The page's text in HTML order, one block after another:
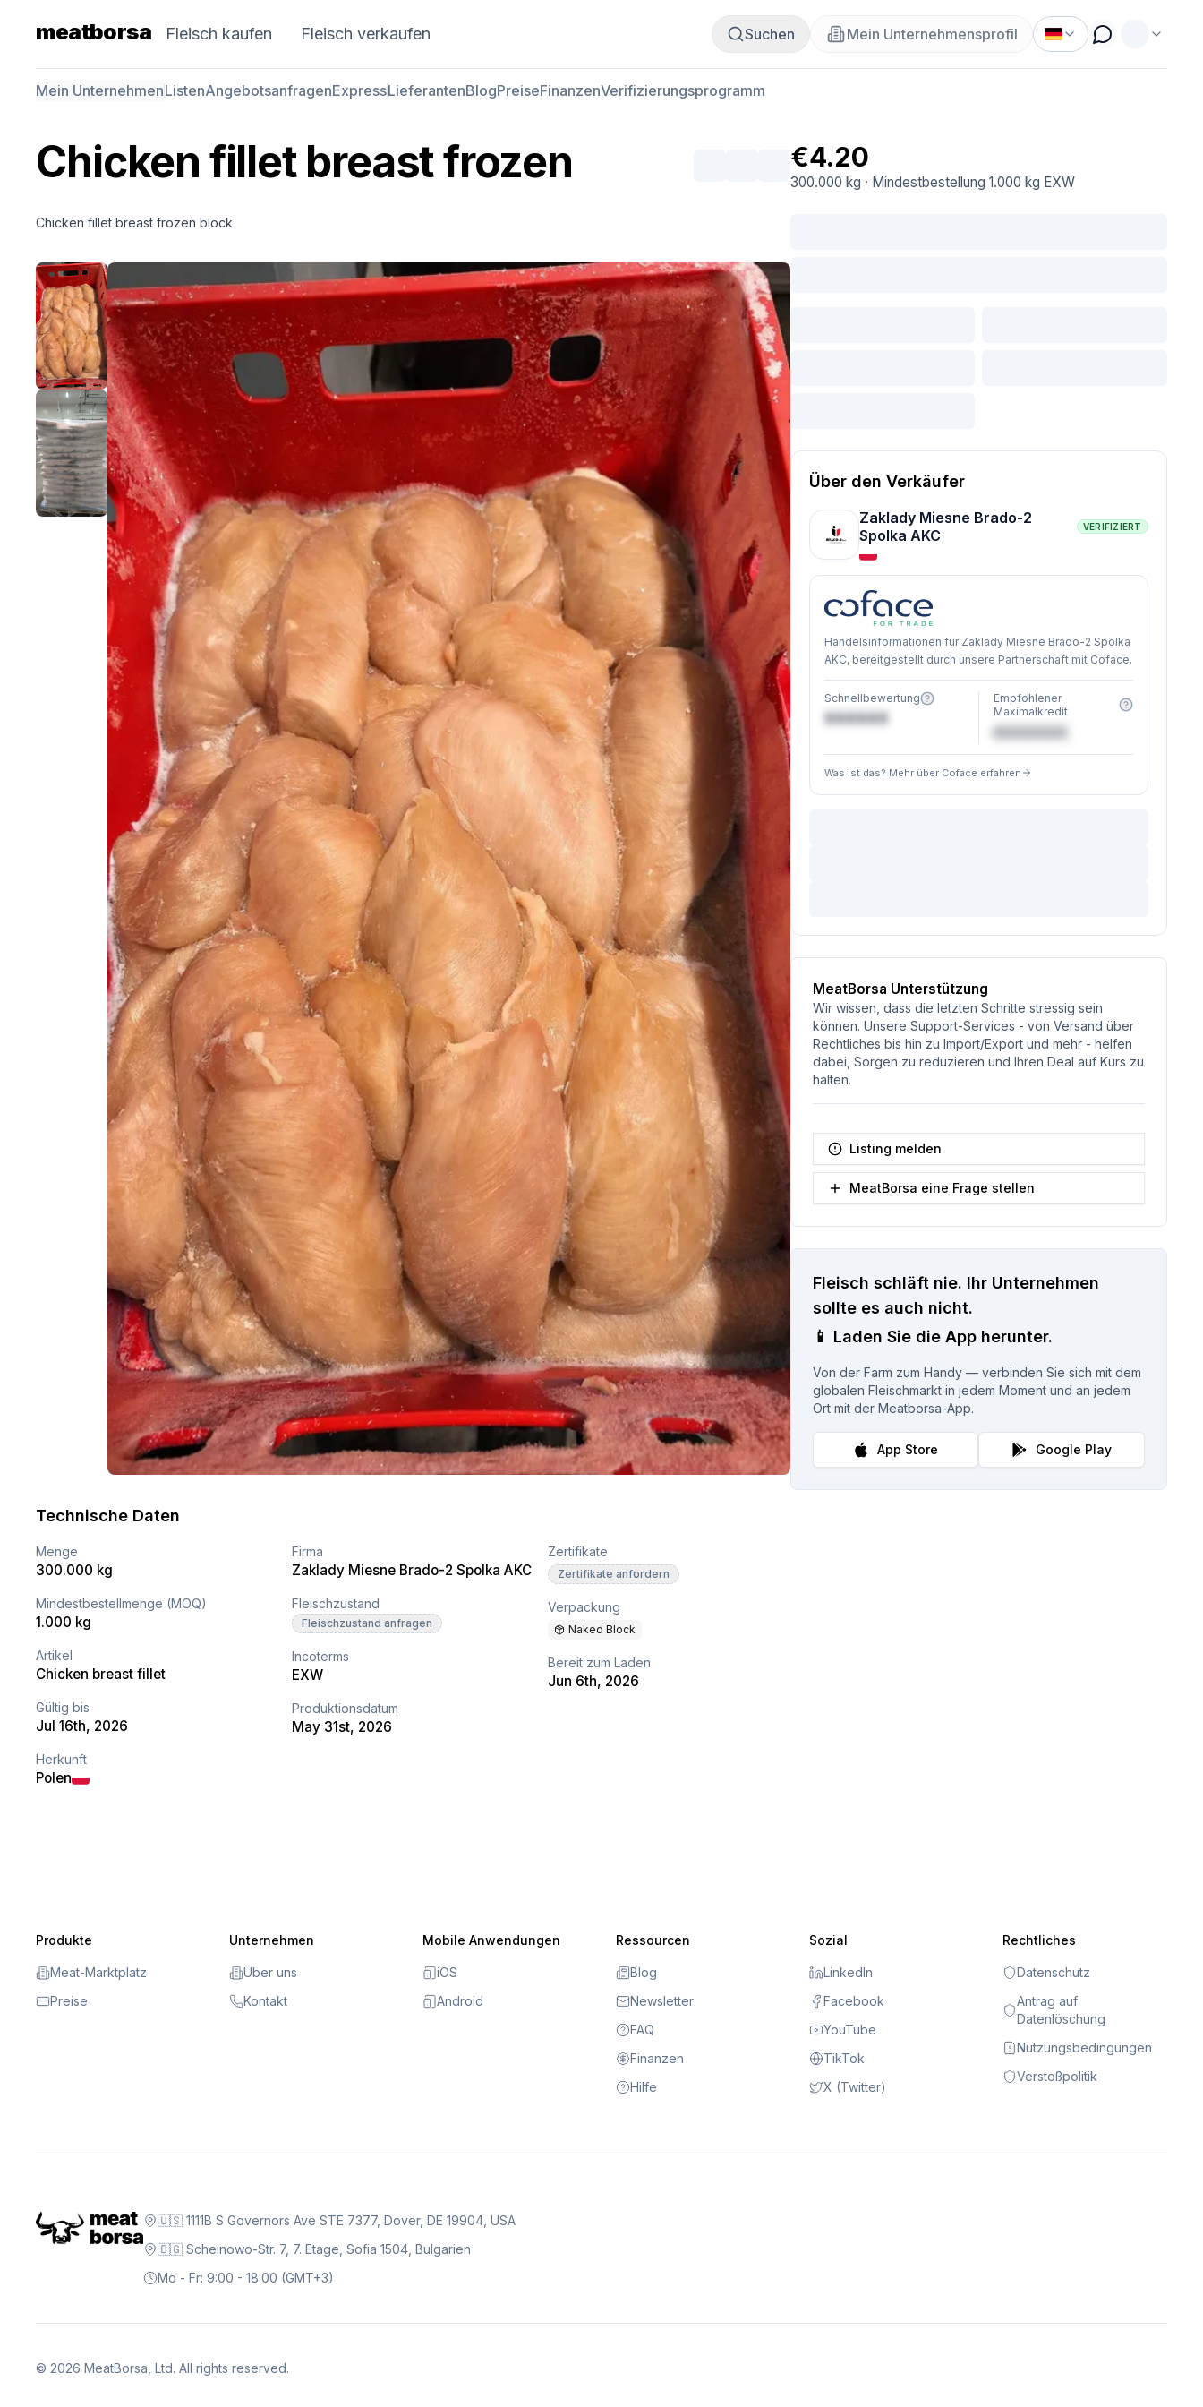
meatborsa Fleisch kaufen Fleisch verkaufen Suchen Mein Unternehmensprofil
Mein UnternehmenListenAngebotsanfragenExpressLieferantenBlogPreiseFinanzenVerifizierungsprogramm
Chicken fillet breast frozen
Chicken fillet breast frozen block
Technische Daten
Menge
300.000 kg
Mindestbestellmenge (MOQ)
1.000 kg
Artikel
Chicken breast fillet
Gültig bis
Jul 16th, 2026
Herkunft
Polen
Firma
Zaklady Miesne Brado-2 Spolka AKC
Fleischzustand
Fleischzustand anfragen
Incoterms
EXW
Produktionsdatum
May 31st, 2026
Zertifikate
Zertifikate anfordern
Verpackung
Naked Block
Bereit zum Laden
Jun 6th, 2026
€4.20
300.000 kg · Mindestbestellung 1.000 kg EXW
Über den Verkäufer
Zaklady Miesne Brado-2
Spolka AKC
VERIFIZIERT
Handelsinformationen für Zaklady Miesne Brado-2 Spolka
AKC, bereitgestellt durch unsere Partnerschaft mit Coface.
Schnellbewertung
XXXXXX
Empfohlener
Maximalkredit
Was ist das? Mehr über Coface erfahren
MeatBorsa Unterstützung
Wir wissen, dass die letzten Schritte stressig sein
können. Unsere Support-Services - von Versand über
Rechtliches bis hin zu Import/Export und mehr - helfen
dabei, Sorgen zu reduzieren und Ihren Deal auf Kurs zu
halten.
Listing melden
MeatBorsa eine Frage stellen
Fleisch schläft nie. Ihr Unternehmen
sollte es auch nicht.
📱 Laden Sie die App herunter.
Von der Farm zum Handy — verbinden Sie sich mit dem
globalen Fleischmarkt in jedem Moment und an jedem
Ort mit der Meatborsa-App.
App Store Google Play
Produkte
Meat-Marktplatz
Preise
Unternehmen
Über uns
Kontakt
Mobile Anwendungen
iOS
Android
Ressourcen
Blog
Newsletter
FAQ
Finanzen
Hilfe
Sozial
LinkedIn
Facebook
YouTube
TikTok
X (Twitter)
Rechtliches
Datenschutz
Antrag auf
Datenlöschung
Nutzungsbedingungen
Verstoßpolitik
🇺🇸 1111B S Governors Ave STE 7377, Dover, DE 19904, USA
🇧🇬 Scheinowo-Str. 7, 7. Etage, Sofia 1504, Bulgarien
Mo - Fr: 9:00 - 18:00 (GMT+3)
© 2026 MeatBorsa, Ltd. All rights reserved.